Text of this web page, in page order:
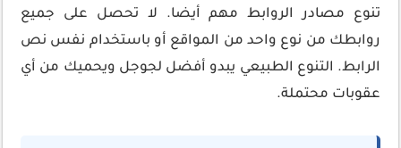
تنوع مصادر الروابط مهم أيضا. لا تحصل على جميع
روابطك من نوع واحد من المواقع أو باستخدام نفس نص
الرابط. التنوع الطبيعي يبدو أفضل لجوجل ويحميك من أي
عقوبات محتملة.